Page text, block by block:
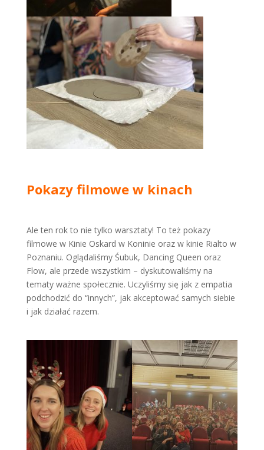
Pokazy filmowe w kinach
Ale ten rok to nie tylko warsztaty! To też pokazy
filmowe w Kinie Oskard w Koninie oraz w kinie Rialto w
Poznaniu. Oglądaliśmy Śubuk, Dancing Queen oraz
Flow, ale przede wszystkim – dyskutowaliśmy na
tematy ważne społecznie. Uczyliśmy się jak z empatia
podchodzić do “innych”, jak akceptować samych siebie
i jak działać razem.